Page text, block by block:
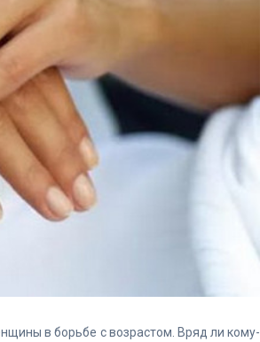
в борьбе с возрастом. Вряд ли кому-